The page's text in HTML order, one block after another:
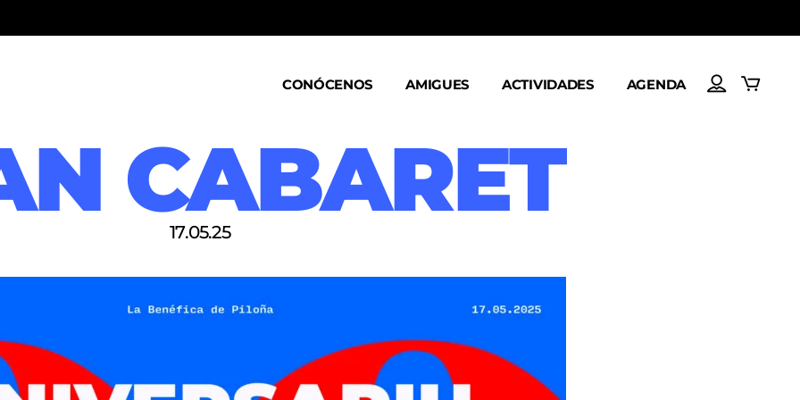
CONÓCENOS
QUÉ ES
VOLUNTARIES
AMIGUES ACTIVIDADES
GALERÍA
RADIO BARULLU
AGENDA
CABARET
17.05.25